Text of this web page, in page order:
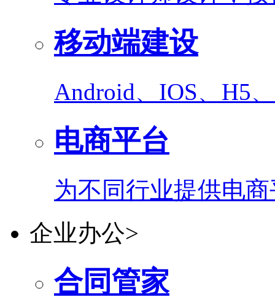
移动端建设
Android、IOS、H5
电商平台
为不同行业提供电
企业办公>
合同管家